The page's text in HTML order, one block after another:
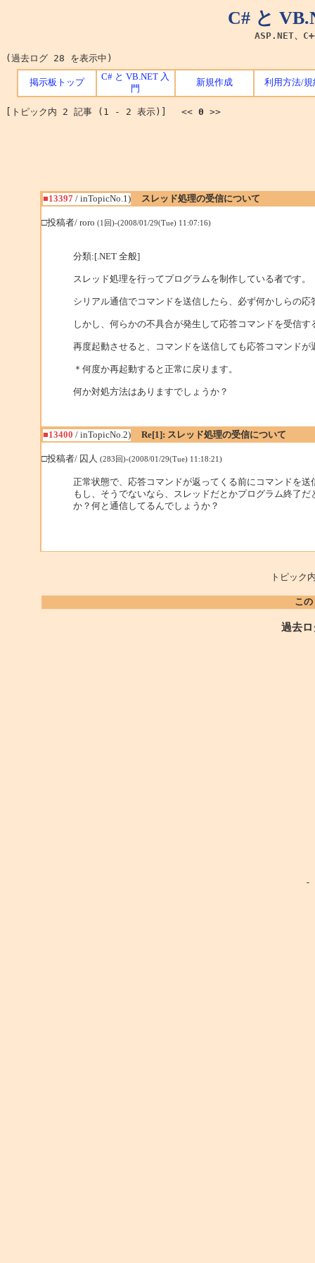
C# と
ASP.NET、
(過去ログ 28 を表示中)
掲示板トップ
C# と VB.NET 入
門
新規作成 利用方法/規
[トピック内 2 記事 (1 - 2 表示)] << 0 >>
■13397/ inTopicNo.1) スレッド処理の受信について
□投稿者/ roro (1回)-(2008/01/29(Tue) 11:07:16)
分類:[.NET 全般]
スレッド処理を行ってプログラムを制作している者です。
シリアル通信でコマンドを送信したら、必ず何かしらの
しかし、何らかの不具合が発生して応答コマンドを受信
再度起動させると、コマンドを送信しても応答コマンド
＊何度か再起動すると正常に戻ります。
何か対処方法はありますでしょうか？
■13400 / inTopicNo.2) Re[1]: スレッド処理の受信について
□投稿者/ 囚人 (283回)-(2008/01/29(Tue) 11:18:21)
正常状態で、応答コマンドが返ってくる前にコマンドを
もし、そうでないなら、スレッドだとかプログラム終了
か？何と通信してるんでしょうか？
トピッ
こ
過去